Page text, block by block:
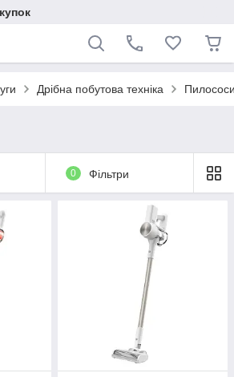
Дрібна побутова техніка
0 Фільтри